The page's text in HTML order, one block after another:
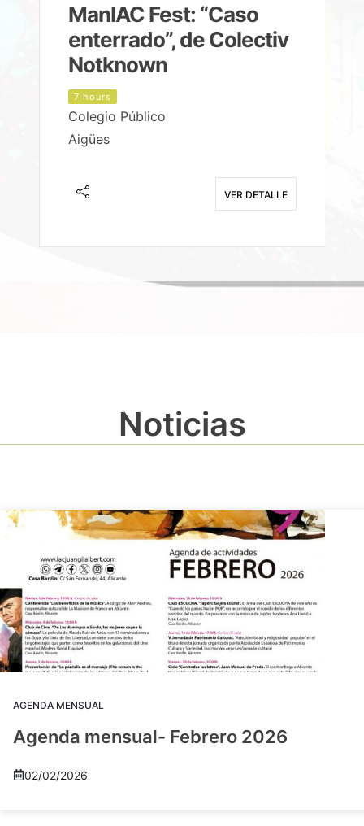
ManIAC Fest: “Caso
enterrado”, de Colectiv
Notknown
7 hours
Colegio Público
Aigües
VER DETALLE
Noticias
AGENDA MENSUAL
Agenda mensual- Febrero 2026
02/02/2026